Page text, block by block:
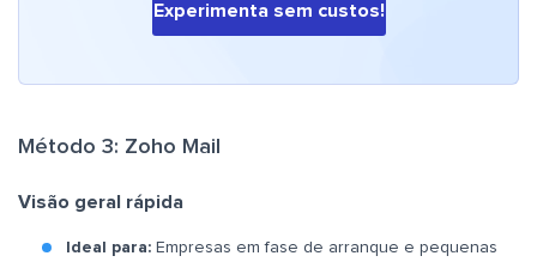
Experimenta sem custos!
Método 3: Zoho Mail
Visão geral rápida
Ideal para: Empresas em fase de arranque e pequenas